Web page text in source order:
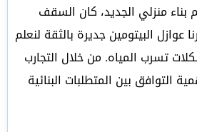
منزلي الجديد، كان السقف
عوازل البيتومين جديرة بالثقة لنعلم
تسرب المياه. من خلال التجارب
التوافق بين المتطلبات البنائية